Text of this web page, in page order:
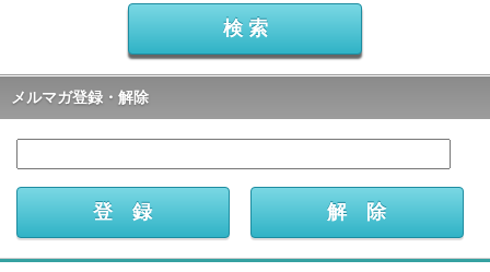
メルマガ登録・解除